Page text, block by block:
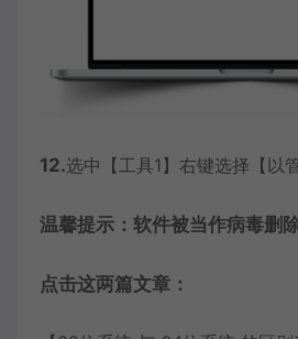
12.选中【工具1】右键选择【以
温馨提示：软件被当作病毒删
点击这两篇文章：